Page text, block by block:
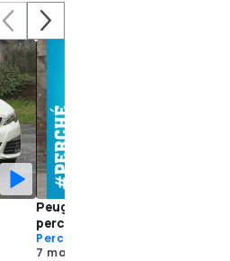
Peugeot 308 SW, perché
perché no [VIDEO]
Perché Comprarla
7 mag 2016